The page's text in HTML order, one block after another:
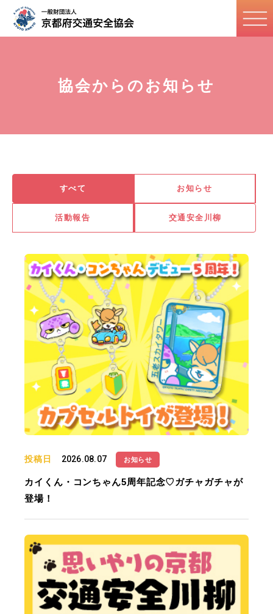
協会からのお知らせ
すべて お知らせ
活動報告 交通安全川柳
投稿日 2026.08.07 お知らせ
カイくん・コンちゃん5周年記念♡ガチャガチャが
登場！